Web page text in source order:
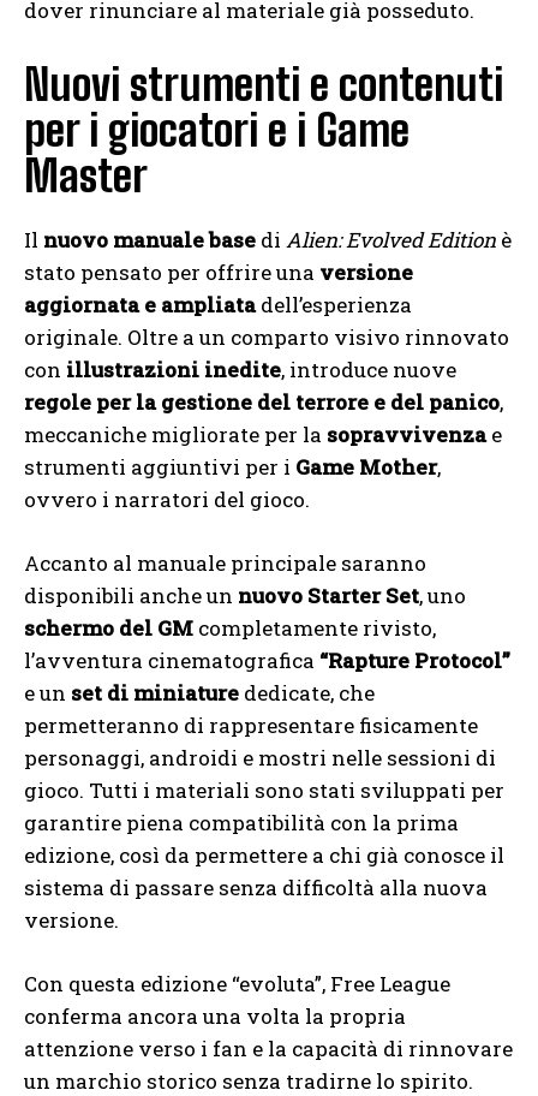
dover rinunciare al materiale già posseduto.
Nuovi strumenti e contenuti
per i giocatori e i Game
Master
Il nuovo manuale base di Alien: Evolved Edition è
stato pensato per offrire una versione
aggiornata e ampliatadell’esperienza
originale. Oltre a un comparto visivo rinnovato
con illustrazioni inedite, introduce nuove
regole per la gestione del terrore e del panico,
meccaniche migliorate per la sopravvivenzae
strumenti aggiuntivi per i Game Mother,
ovvero i narratori del gioco.
Accanto al manuale principale saranno
disponibili anche un nuovo Starter Set, uno
schermo del GM completamente rivisto,
l’avventura cinematografica “Rapture Protocol”
e un set di miniature dedicate, che
permetteranno di rappresentare fisicamente
personaggi, androidi e mostri nelle sessioni di
gioco. Tutti i materiali sono stati sviluppati per
garantire piena compatibilità con la prima
edizione, così da permettere a chi già conosce il
sistema di passare senza difficoltà alla nuova
versione.
Con questa edizione “evoluta”, Free League
conferma ancora una volta la propria
attenzione verso i fan e la capacità di rinnovare
un marchio storico senza tradirne lo spirito.